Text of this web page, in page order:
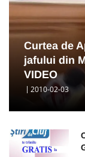
Curtea de
jafului din
VIDEO
2010-02-03